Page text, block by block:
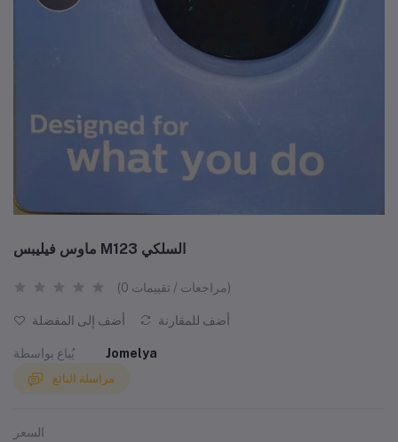
ماوس فيليبس M123 السلكي
(0 مراجعات / تقييمات)
أضف إلى المفضلة أضف للمقارنة
يُباع بواسطة Jomelya
مراسلة البائع
السعر